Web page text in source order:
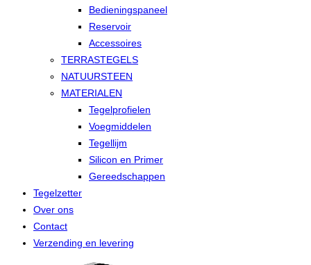
Bedieningspaneel
Reservoir
Accessoires
TERRASTEGELS
NATUURSTEEN
MATERIALEN
Tegelprofielen
Voegmiddelen
Tegellijm
Silicon en Primer
Gereedschappen
Tegelzetter
Over ons
Contact
Verzending en levering